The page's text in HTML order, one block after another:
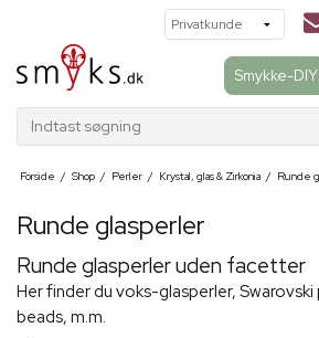
Smykke-DIY
Indtast søgning
Forside / Shop / Perler / Krystal, glas & Zirkonia / Runde
Runde glasperler
Runde glasperler uden facetter
Her finder du voks-glasperler, Swarovski
beads, m.m.